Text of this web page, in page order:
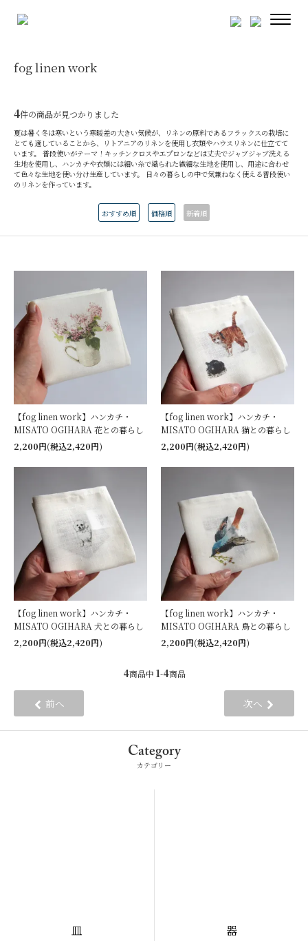
fog linen work
4件の商品が見つかりました
夏は暑く冬は寒いという寒暖差の大きい気候が、リネンの原料であるフラックスの栽培に
とても適していることから、リトアニアのリネンを使用し衣類やハウスリネンに仕立てて
います。 普段使いがテーマ！キッチンクロスやエプロンなどは丈夫でジャブジャブ洗える
生地を使用し、ハンカチや衣類には細い糸で織られた繊細な生地を使用し、用途に合わせ
て色々な生地を使い分け生産しています。 日々の暮らしの中で気兼ねなく使える普段使い
のリネンを作っています。
おすすめ順 価格順 新着順
【fog linen work】ハンカチ・
MISATO OGIHARA 花との暮らし
2,200円(税込2,420円)
【fog linen work】ハンカチ・
MISATO OGIHARA 猫との暮らし
2,200円(税込2,420円)
【fog linen work】ハンカチ・
MISATO OGIHARA 犬との暮らし
2,200円(税込2,420円)
【fog linen work】ハンカチ・
MISATO OGIHARA 鳥との暮らし
2,200円(税込2,420円)
4商品中 1-4商品
前へ 次へ
Category
カテゴリー
皿 器